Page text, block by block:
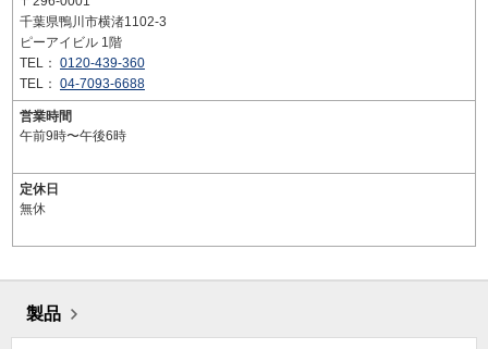
千葉県鴨川市横渚1102-3
ピーアイビル 1階
TEL： 0120-439-360
TEL： 04-7093-6688
営業時間
午前9時〜午後6時
定休日
無休
製品